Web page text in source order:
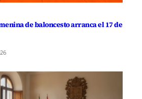
de baloncesto arranca el 17 de